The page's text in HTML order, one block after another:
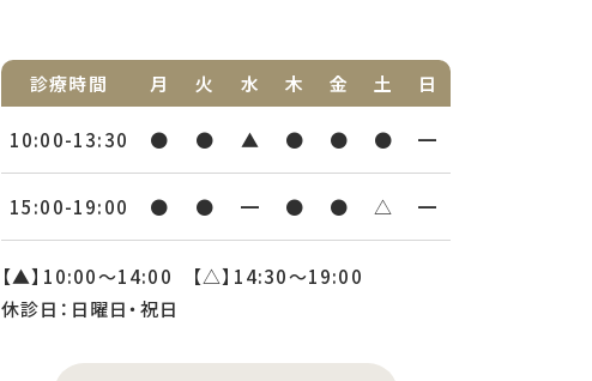
診療時間 月 火 水 木 金 土 日
10:00-13:30 ● ● ▲ ● ● ● ━
15:00-19:00 ● ● ━ ● ● △ ━
【▲】10:00〜14:00 【△】14:30〜19:00
休診日：日曜日・祝日